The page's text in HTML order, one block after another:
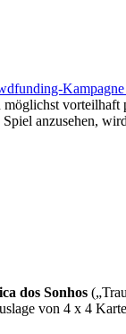
Kampagne
vorteilhaft
anzusehen,
dos Sonhos
von 4 x 4